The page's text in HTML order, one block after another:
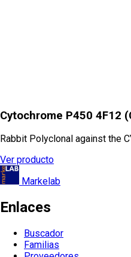
Cytochrome P450 4F12
Rabbit Polyclonal against the
Ver producto
Markelab
Enlaces
Buscador
Familias